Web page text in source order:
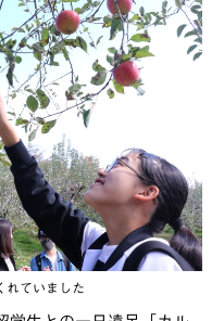
ていました